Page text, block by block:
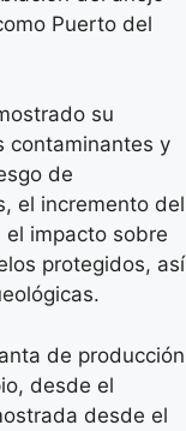
Puerto del
su
contaminantes y
de
el incremento del
impacto sobre
protegidos, así
de producción
desde el
desde el